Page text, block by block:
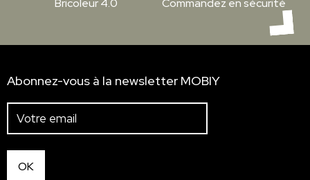
Bricoleur 4.0
Commandez en sécurité
Abonnez-vous à la newsletter MOBIY